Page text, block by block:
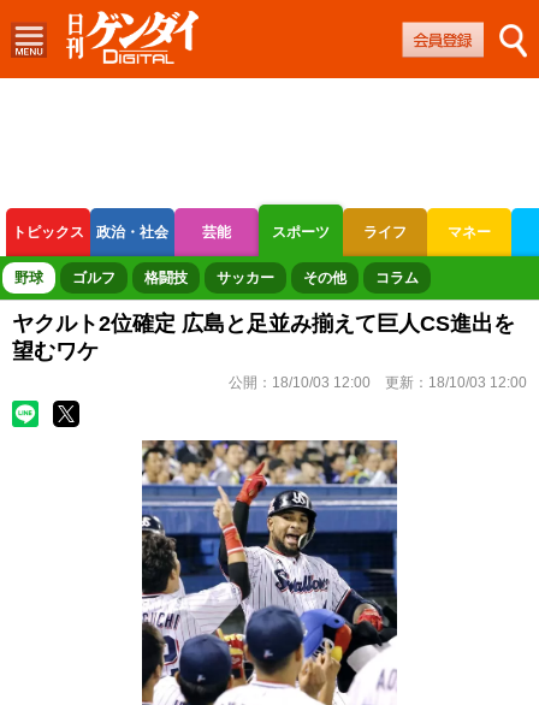
トピックス 政治・社会 芸能 スポーツ ライフ マネー
ボートレース 競輪 オートレース
野球 ゴルフ 格闘技 サッカー その他 コラム
ヤクルト2位確定 広島と足並み揃えて巨人CS進出を
望むワケ
公開： 18/10/03 12:00 更新： 18/10/03 12:00